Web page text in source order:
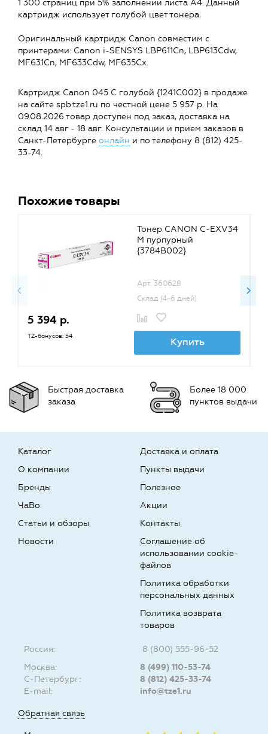
1 300 страниц при 5% заполнении листа А4. Данный
картридж использует голубой цвет тонера.
Оригинальный картридж Canon совместим c
принтерами: Canon i-SENSYS LBP611Cn, LBP613Cdw,
MF631Cn, MF633Cdw, MF635Cx.
Картридж Canon 045 C голубой {1241C002} в продаже
на сайте spb.tze1.ru по честной цене 5 957 р. На
09.08.2026 товар доступен под заказ, доставка на
склад 14 авг - 18 авг. Консультации и прием заказов в
Санкт-Петербурге онлайн и по телефону 8 (812) 425-
33-74.
Похожие товары
Тонер CANON C-EXV34
M пурпурный
{3784B002}
Арт. 360628
Склад (4-6 дней)
5 394 р.
TZ-бонусов: 54 Купить
Быстрая доставка
заказа
Более 18 000
пунктов выдачи
Каталог
О компании
Бренды
Доставка и оплата
Пункты выдачи
Полезное
ЧаВо
Статьи и обзоры
Новости
Акции
Контакты
Соглашение об
использовании cookie-
файлов
Политика обработки
персональных данных
Политика возврата
товаров
Россия:
8 (800) 555-96-52
Москва:
8 (499) 110-53-74
С-Петербург:
8 (812) 425-33-74
E-mail:
info@tze1.ru
Обратная связь